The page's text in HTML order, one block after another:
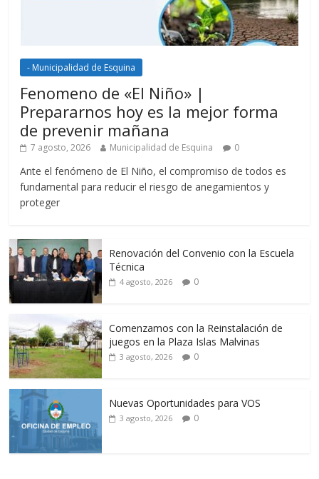
- Municipalidad de Esquina
Fenomeno de «El Niño» |
Prepararnos hoy es la mejor forma
de prevenir mañana
7 agosto, 2026 Municipalidad de Esquina 0
Ante el fenómeno de El Niño, el compromiso de todos es
fundamental para reducir el riesgo de anegamientos y
proteger
Renovación del Convenio con la Escuela
Técnica
4 agosto, 2026 0
Comenzamos con la Reinstalación de
juegos en la Plaza Islas Malvinas
3 agosto, 2026 0
Nuevas Oportunidades para VOS
3 agosto, 2026 0